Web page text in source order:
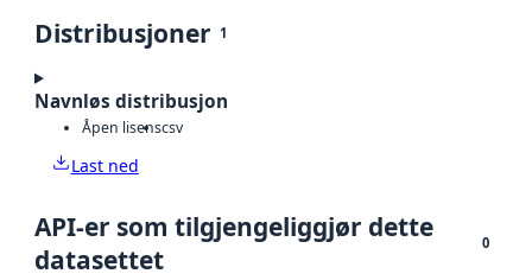
Distribusjoner 1
Navnløs distribusjon
Åpen lisenscsv
Last ned
API-er som tilgjengeliggjør dette
datasettet
0